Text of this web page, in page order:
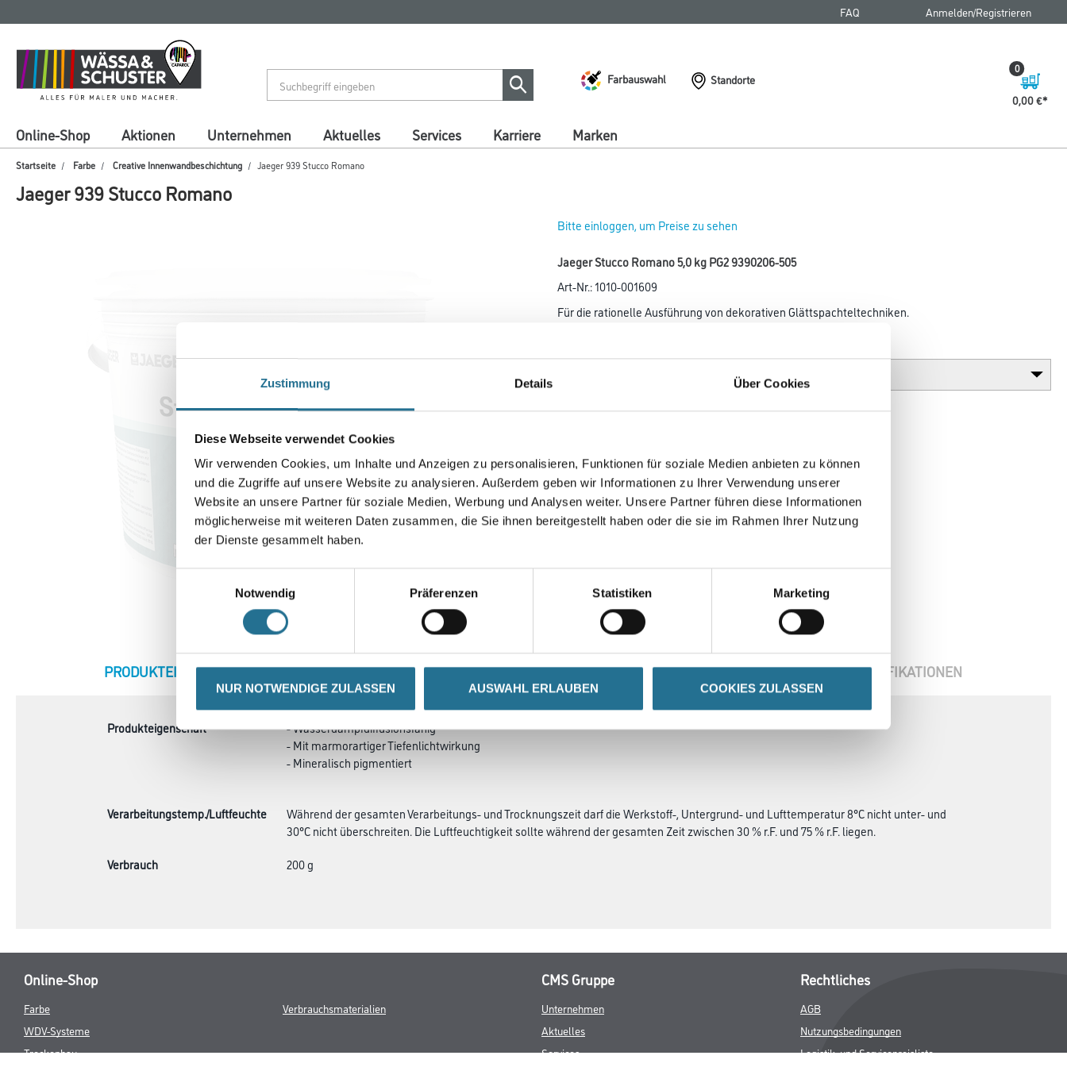
Zustimmung Details Über Cookies
Diese Webseite verwendet Cookies
Wir verwenden Cookies, um Inhalte und Anzeigen zu personalisieren, Funktionen für soziale Medien anbieten zu können
und die Zugriffe auf unsere Website zu analysieren. Außerdem geben wir Informationen zu Ihrer Verwendung unserer
Website an unsere Partner für soziale Medien, Werbung und Analysen weiter. Unsere Partner führen diese Informationen
möglicherweise mit weiteren Daten zusammen, die Sie ihnen bereitgestellt haben oder die sie im Rahmen Ihrer Nutzung
der Dienste gesammelt haben.
Notwendig
Präferenzen Statistiken Marketing
NUR NOTWENDIGE ZULASSEN AUSWAHL ERLAUBEN COOKIES ZULASSEN
springen
springen
FAQ Anmelden/Registrieren
Farbauswahl
Standorte
0,00 €
0
Online-Shop Aktionen Unternehmen Aktuelles Services Karriere Marken
Startseite Farbe Creative Innenwandbeschichtung Jaeger 939 Stucco Romano
Jaeger 939 Stucco Romano
Bitte einloggen, um Preise zu sehen
Jaeger Stucco Romano 5,0 kg PG2 9390206-505
Art-Nr.:1010-001609
Für die rationelle Ausführung von dekorativen Glättspachteltechniken.
Gebinde
Umrechnungsfaktoren
CURRENT
PRODUKTEIGENSCHAFTEN ZUSATZINFOS GEFAHRENHINWEISE DATENBLÄTTER SPEZIFIKATIONEN
Produkteigenschaft
- Wasserdampfdiffusionsfähig
- Mit marmorartiger Tiefenlichtwirkung
- Mineralisch pigmentiert
Verarbeitungstemp./Luftfeuchte
Während der gesamten Verarbeitungs- und Trocknungszeit darf die Werkstoff-, Untergrund- und Lufttemperatur 8°C nicht unter- und
30°C nicht überschreiten. Die Luftfeuchtigkeit sollte während der gesamten Zeit zwischen 30 % r.F. und 75 % r.F. liegen.
Verbrauch
200 g
Online-Shop
Farbe
WDV-Systeme
Trockenbau
Verbrauchsmaterialien
CMS Gruppe
Unternehmen
Aktuelles
Services
Rechtliches
AGB
Nutzungsbedingungen
Logistik- und Servicepreisliste